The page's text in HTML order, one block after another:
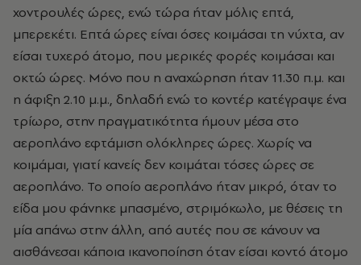
χοντρουλές ώρες, ενώ τώρα ήταν μόλις επτά,
μπερεκέτι. Επτά ώρες είναι όσες κοιμάσαι τη νύχτα, αν
είσαι τυχερό άτομο, που μερικές φορές κοιμάσαι και
οκτώ ώρες. Μόνο που η αναχώρηση ήταν 11.30 π.μ. και
η άφιξη 2.10 μ.μ., δηλαδή ενώ το κοντέρ κατέγραψε ένα
τρίωρο, στην πραγματικότητα ήμουν μέσα στο
αεροπλάνο εφτάμιση ολόκληρες ώρες. Χωρίς να
κοιμάμαι, γιατί κανείς δεν κοιμάται τόσες ώρες σε
αεροπλάνο. Το οποίο αεροπλάνο ήταν μικρό, όταν το
είδα μου φάνηκε μπασμένο, στριμόκωλο, με θέσεις τη
μία απάνω στην άλλη, από αυτές που σε κάνουν να
αισθάνεσαι κάποια ικανοποίηση όταν είσαι κοντό άτομο